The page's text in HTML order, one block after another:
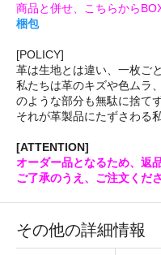
商品と併せ、こちらから
梱包
[POLICY]
革は生地とは違い、一枚ご
私たちは革のキズや色ムラ
のような部分も無駄に捨て
それが革製品にたずさわる
[ATTENTION]
オーダー品となるため、返
ご了承のうえ、ご注文くださ
その他の詳細情報